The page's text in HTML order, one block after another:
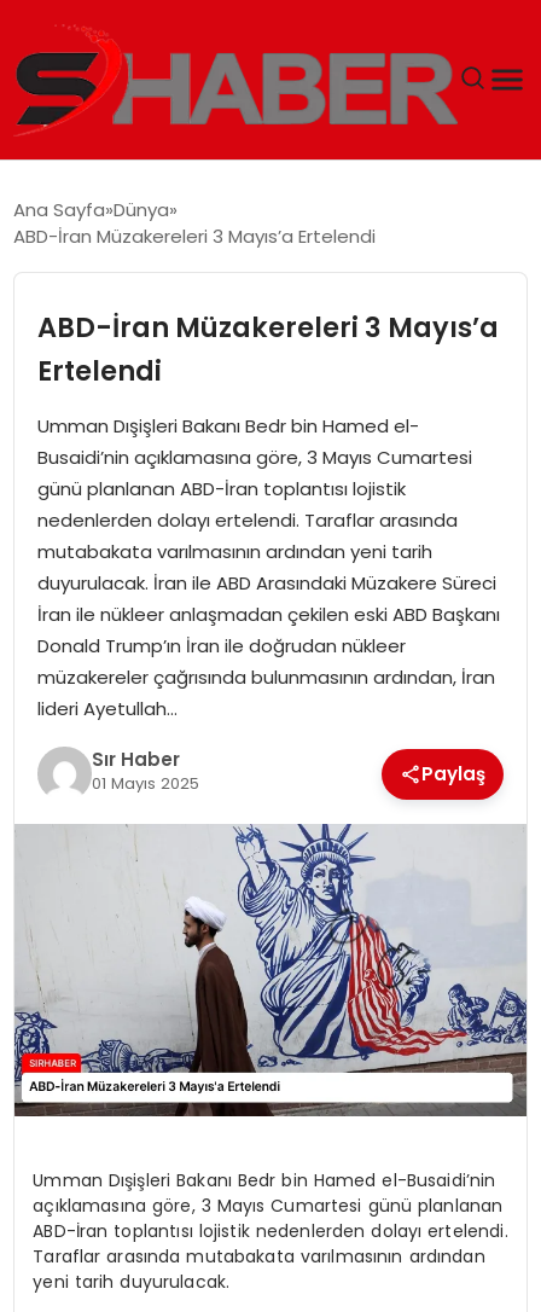
TEKNOLOJI
SPOR
EKONOMI
SIYASET
EĞITIM
YAŞAM
Ana Sayfa Dünya
ABD-İran Müzakereleri 3 Mayıs’a Ertelendi
ABD-İran Müzakereleri 3 Mayıs’a
Ertelendi
Umman Dışişleri Bakanı Bedr bin Hamed el-
Busaidi’nin açıklamasına göre, 3 Mayıs Cumartesi
günü planlanan ABD-İran toplantısı lojistik
nedenlerden dolayı ertelendi. Taraflar arasında
mutabakata varılmasının ardından yeni tarih
duyurulacak. İran ile ABD Arasındaki Müzakere Süreci
İran ile nükleer anlaşmadan çekilen eski ABD Başkanı
Donald Trump’ın İran ile doğrudan nükleer
müzakereler çağrısında bulunmasının ardından, İran
lideri Ayetullah…
Sır Haber
01 Mayıs 2025 Paylaş
Umman Dışişleri Bakanı Bedr bin Hamed el-Busaidi’nin
açıklamasına göre, 3 Mayıs Cumartesi günü planlanan
ABD-İran toplantısı lojistik nedenlerden dolayı ertelendi.
Taraflar arasında mutabakata varılmasının ardından
yeni tarih duyurulacak.